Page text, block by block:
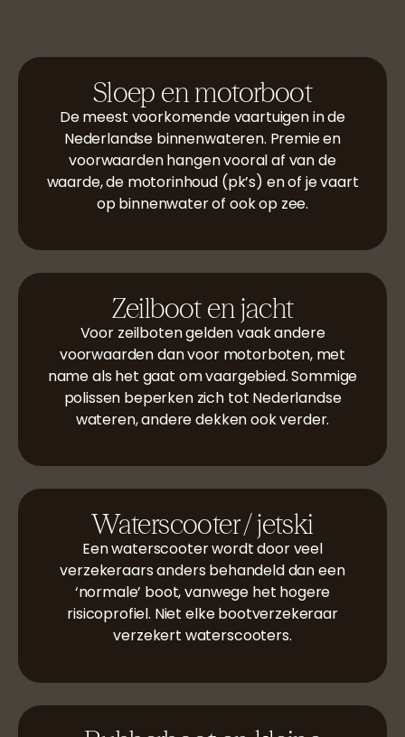
Sloep en motorboot
De meest voorkomende vaartuigen in de
Nederlandse binnenwateren. Premie en
voorwaarden hangen vooral af van de
waarde, de motorinhoud (pk’s) en of je vaart
op binnenwater of ook op zee.
Zeilboot en jacht
Voor zeilboten gelden vaak andere
voorwaarden dan voor motorboten, met
name als het gaat om vaargebied. Sommige
polissen beperken zich tot Nederlandse
wateren, andere dekken ook verder.
Waterscooter / jetski
Een waterscooter wordt door veel
verzekeraars anders behandeld dan een
‘normale’ boot, vanwege het hogere
risicoprofiel. Niet elke bootverzekeraar
verzekert waterscooters.